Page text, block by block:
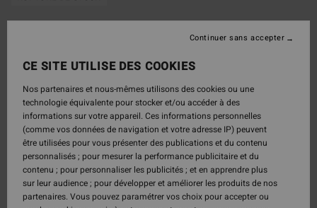
CE SITE UTILISE DES COOKIES
Nos partenaires et nous-mêmes utilisons des cookies ou une
technologie équivalente pour stocker et/ou accéder à des
informations sur votre appareil. Ces informations personnelles
(comme vos données de navigation et votre adresse IP) peuvent
être utilisées pour vous présenter des publications et du contenu
personnalisés ; pour mesurer la performance publicitaire et du
contenu ; pour personnaliser les publicités ; et en apprendre plus
sur leur audience ; pour développer et améliorer les produits de nos
partenaires. Vous pouvez paramétrer vos choix pour accepter ou
Continuer sans accepter